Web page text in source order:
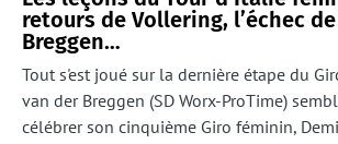
retours de Vollering, l’échec
Breggen…
Tout s'est joué sur la dernière étape du
van der Breggen (SD Worx-ProTime)
célébrer son cinquième Giro féminin,